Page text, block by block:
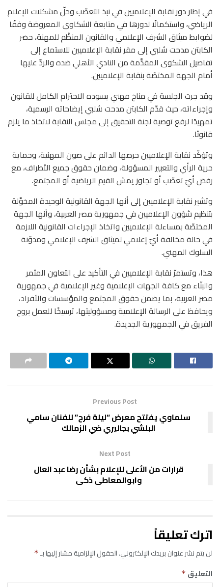
في إطار دور نقابة الإعلاميين في نبذ التعصّب وحلّ مشكلات الإعلام
الرياضي، واستكمالًا لدورها في متابعة الشكاوى المعروضة وفقًا
لضوابط ميثاق الشرف الإعلامي والقانون المنظِّم للمهنة، حضر
الكابتن مدحت شلبي إلى مقر نقابة الإعلاميين للاستماع إلى
تفاصيل الشكوى المقدَّمة من النادي الأهلي ضده والردّ عليها
أمام الجهة المختصّة بنقابة الإعلاميين.
وقد جرت الجلسة في مناخ مهني يسوده الاحترام الكامل للقانون
وإجراءاته، حيث قدّم الكابتن مدحت شلبي إيضاحاته الرسمية،
تمهيدًا لرفع توصية لجنة التحقيق إلى مجلس النقابة لاتخاذ ما يلزم
قانونًا.
وتؤكّد نقابة الإعلاميين حرصها الدائم على صون المهنية، وحماية
حرية الرأي والتعبير المسؤولة، وضمان حقوق جميع الأطراف، مع
رفض أيّ تعصّب أو تجاوز يمسّ القيم الرياضية أو المجتمع.
وتشير نقابة الإعلاميين إلى أنها الجهة القانونية الوحيدة المخوَّلة
بتنظيم شؤون الإعلاميين في جمهورية مصر العربية، وأنها الجهة
المختصّة بمساءلة الإعلاميين واتخاذ الإجراءات القانونية اللازمة
في حالة مخالفة أيّ إعلامي لميثاق الشرف الإعلامي ومدوّنة
السلوك المهني.
هذا، وتستمرّ نقابة الإعلاميين في التأكيد على التعاون المثمر
والبنّاء مع كافة الجهات الإعلامية وغير الإعلامية في جمهورية
مصر العربية، بما يضمن حقوق المجتمع والمؤسسات والأفراد،
ويحافظ على الرسالة الإعلامية ومسؤوليتها، ترسيخًا للعمل بروح
الفريق في الجمهورية الجديدة.
Previous Post
سلماوي يفتتح معرض “ليلة فرح” للفنان سامي
البلشي بجاليري ضي الزمالك
Next Post
قرارات من الأعلى للإعلام بشأن رضا عبد العال
وابوالمعاطى ذكى
اترك تعليقاً
لن يتم نشر عنوان بريدك الإلكتروني.الحقول الإلزامية مشار إليها بـ*
التعليق *